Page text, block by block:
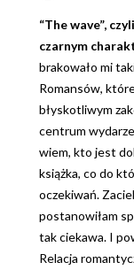
“The wave”,
czarnym
brakowało mi
Romansów,
błyskotliwym
centrum
wiem, kto jest
książka, co do
oczekiwań.
postanowiłam
tak ciekawa. I
Relacja